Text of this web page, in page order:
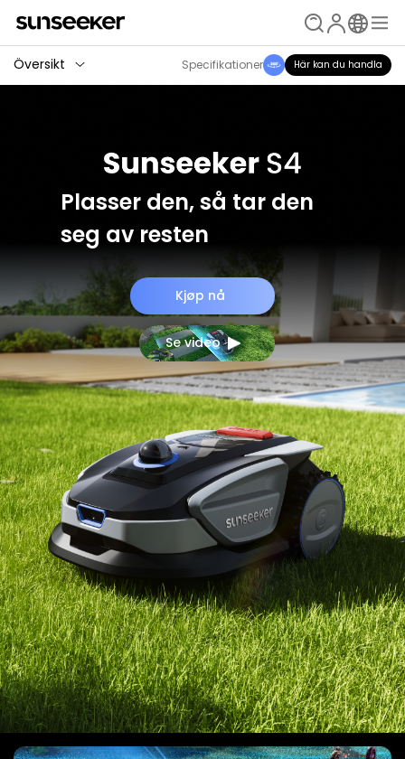
Översikt Specifikationer Här kan du handla
Plasser den, så tar den
seg av resten
Kjøp nå
Se video